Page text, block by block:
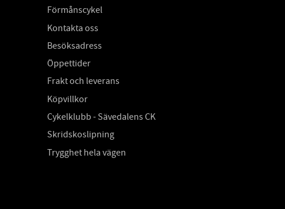
Förmånscykel
Kontakta oss
Besöksadress
Öppettider
Frakt och leverans
Köpvillkor
Cykelklubb - Sävedalens CK
Skridskoslipning
Trygghet hela vägen